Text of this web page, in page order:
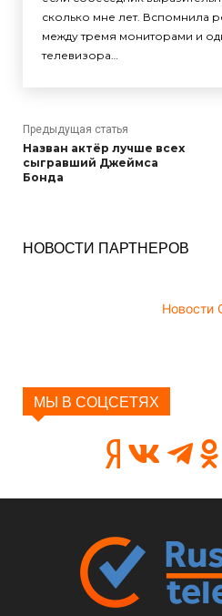
сколько мне лет. Вспомнила
между тремя мониторами и
телевизора…
Предыдущая статья
Назван актёр лучше всех
сыгравший Джеймса
Бонда
НОВОСТИ ПАРТНЕРОВ
Новости
МЫ В СОЦСЕТЯХ